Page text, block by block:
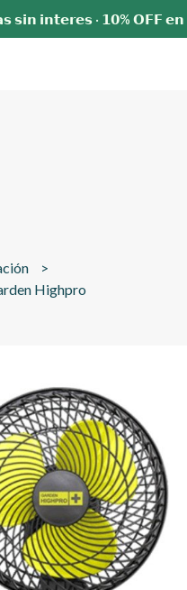
𝘀𝗶𝗻 𝗶𝗻𝘁𝗲𝗿𝗲𝘀 · 𝟭𝟬% 𝗢𝗙𝗙
Highpro